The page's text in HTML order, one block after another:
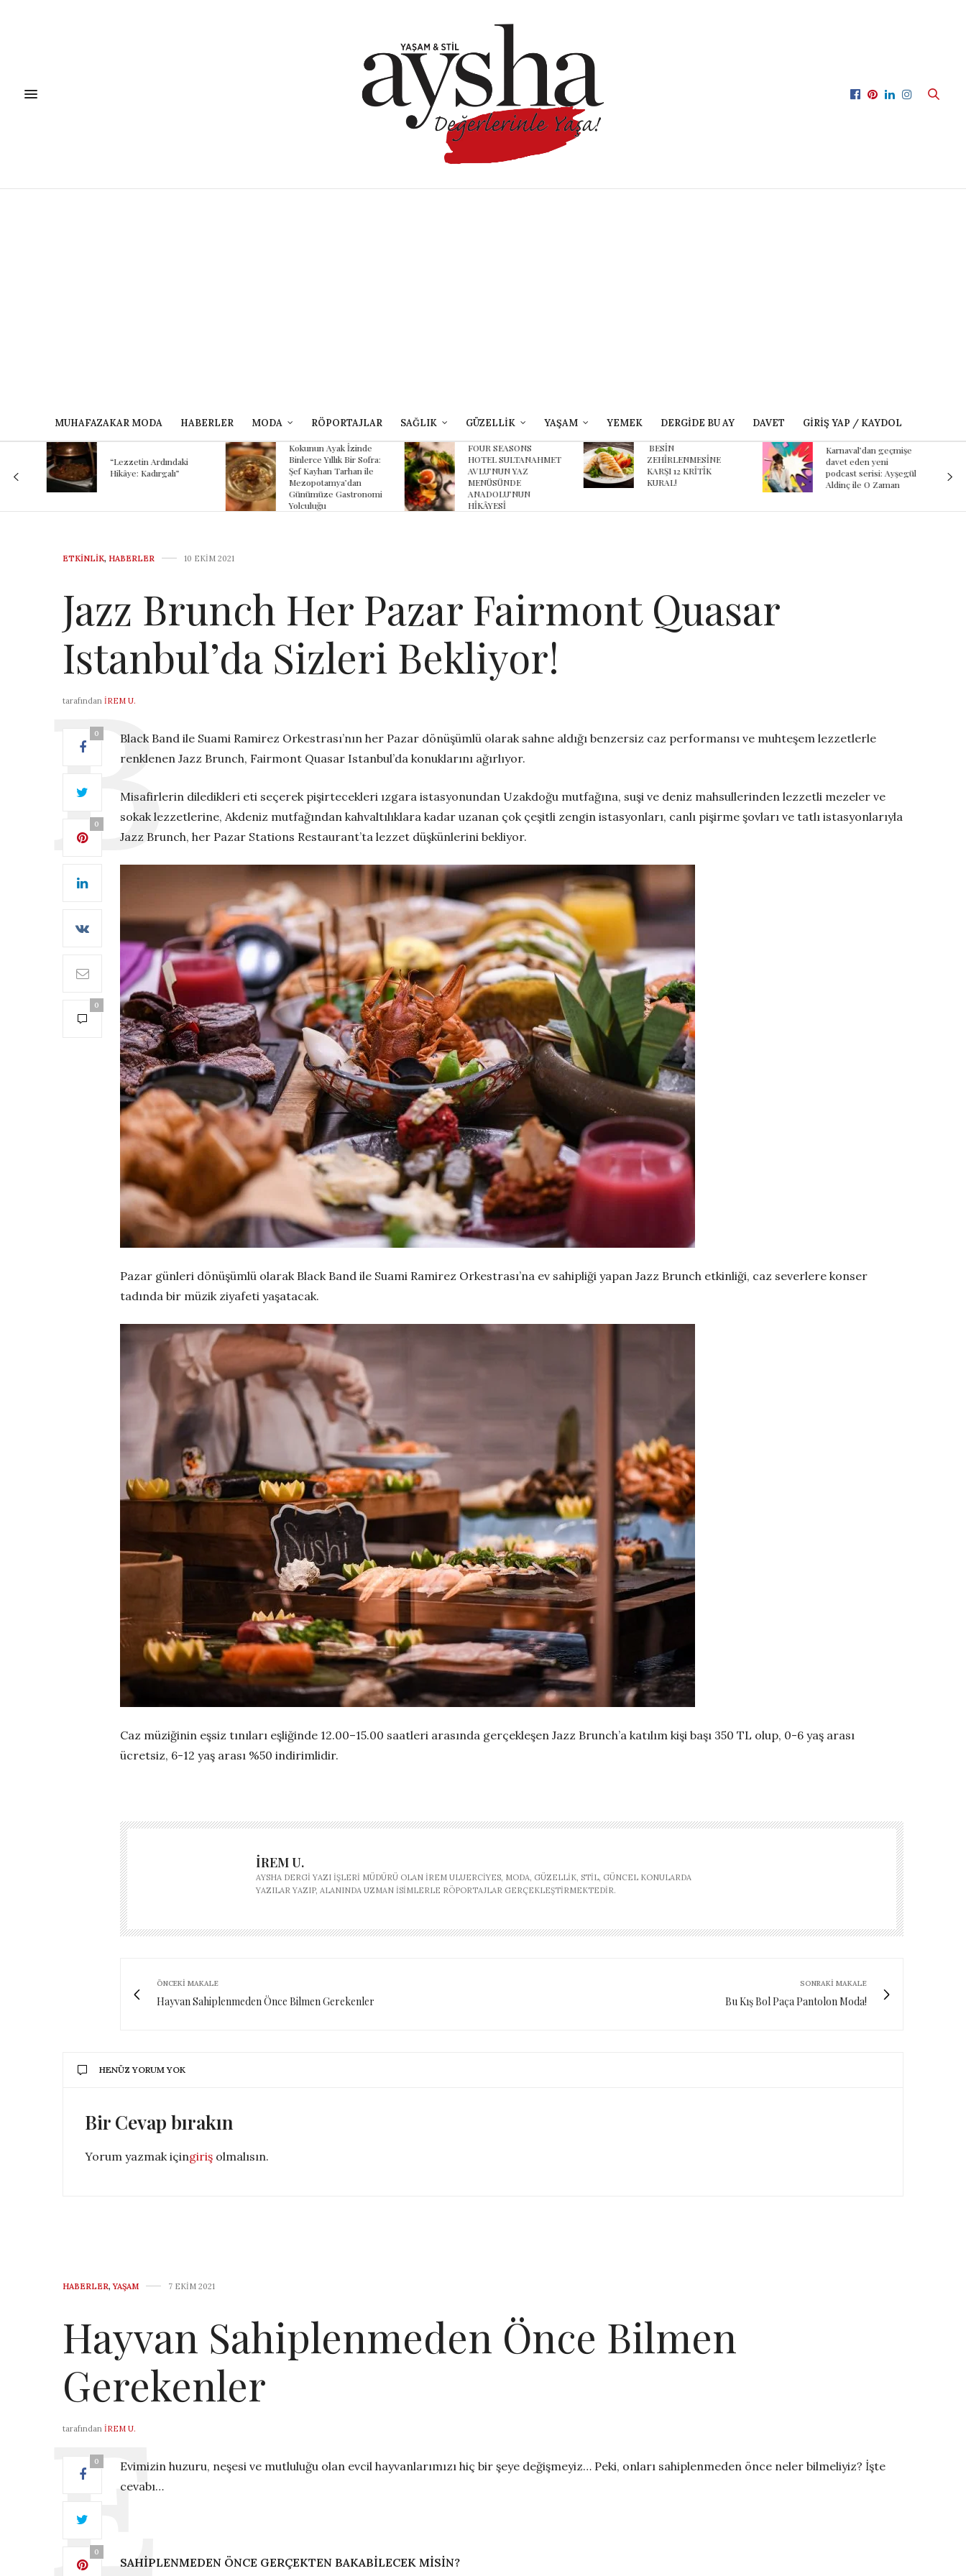
MUHAFAZAKAR MODA HABERLER MODA RÖPORTAJLAR SAĞLIK GÜZELLİK YAŞAM YEMEK DERGIDE BU AY DAVET GIRIŞ YAP / KAYDOL
“Lezzetin Ardındaki
Hikâye: Kadırgalı”
Kokunun Ayak İzinde
Binlerce Yıllık Bir Sofra:
Şef Kayhan Tarhan ile
Mezopotamya’dan
Günümüze Gastronomi
Yolculuğu
FOUR SEASONS
HOTEL SULTANAHMET
AVLU’NUN YAZ
MENÜSÜNDE
ANADOLU’NUN
HİKÂYESİ
BESİN
ZEHİRLENMESİNE
KARŞI 12 KRİTİK
KURAL!
Karnaval’dan geçmişe
davet eden yeni
podcast serisi: Ayşegül
Aldinç ile O Zaman
ETKINLIK, HABERLER 10 EKIM 2021
Jazz Brunch Her Pazar Fairmont Quasar
Istanbul’da Sizleri Bekliyor!
tarafından İREM U.
0
0
0
Black Band ile Suami Ramirez Orkestrası’nın her Pazar dönüşümlü olarak sahne aldığı benzersiz caz performansı ve muhteşem lezzetlerle
renklenen Jazz Brunch, Fairmont Quasar Istanbul’da konuklarını ağırlıyor.
Misafirlerin diledikleri eti seçerek pişirtecekleri ızgara istasyonundan Uzakdoğu mutfağına, suşi ve deniz mahsullerinden lezzetli mezeler ve
sokak lezzetlerine, Akdeniz mutfağından kahvaltılıklara kadar uzanan çok çeşitli zengin istasyonları, canlı pişirme şovları ve tatlı istasyonlarıyla
Jazz Brunch, her Pazar Stations Restaurant’ta lezzet düşkünlerini bekliyor.
Pazar günleri dönüşümlü olarak Black Band ile Suami Ramirez Orkestrası’na ev sahipliği yapan Jazz Brunch etkinliği, caz severlere konser
tadında bir müzik ziyafeti yaşatacak.
Caz müziğinin eşsiz tınıları eşliğinde 12.00–15.00 saatleri arasında gerçekleşen Jazz Brunch’a katılım kişi başı 350 TL olup, 0-6 yaş arası
ücretsiz, 6-12 yaş arası %50 indirimlidir.
İREM U.
AYSHA DERGI YAZI İŞLERI MÜDÜRÜ OLAN İREM ULUERCIYES, MODA, GÜZELLIK, STIL, GÜNCEL KONULARDA
YAZILAR YAZIP, ALANINDA UZMAN ISIMLERLE RÖPORTAJLAR GERÇEKLEŞTIRMEKTEDIR.
ÖNCEKI MAKALE
Hayvan Sahiplenmeden Önce Bilmen Gerekenler
SONRAKI MAKALE
Bu Kış Bol Paça Pantolon Moda!
HENÜZ YORUM YOK
Bir Cevap bırakın
Yorum yazmak içingiriş olmalısın.
HABERLER, YAŞAM 7 EKIM 2021
Hayvan Sahiplenmeden Önce Bilmen
Gerekenler
tarafından İREM U.
0
0
Evimizin huzuru, neşesi ve mutluluğu olan evcil hayvanlarımızı hiç bir şeye değişmeyiz… Peki, onları sahiplenmeden önce neler bilmeliyiz? İşte
cevabı…
SAHİPLENMEDEN ÖNCE GERÇEKTEN BAKABİLECEK MİSİN?